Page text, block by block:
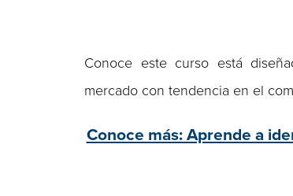
Conoce este curso está
mercado con tendencia en el
Conoce más: Aprende a